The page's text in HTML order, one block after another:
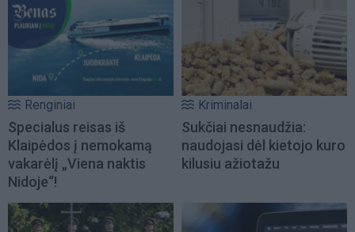
Renginiai
Specialus reisas iš
Klaipėdos į nemokamą
vakarėlį „Viena naktis
Nidoje“!
Kriminalai
Sukčiai nesnaudžia:
naudojasi dėl kietojo kuro
kilusiu ažiotažu